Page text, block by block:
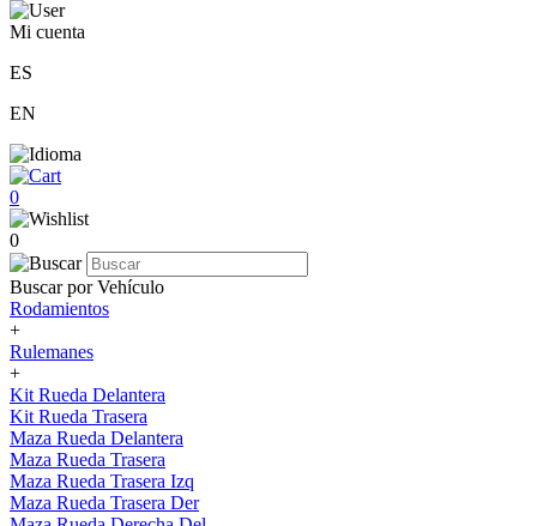
Mi cuenta
ES
EN
0
0
Buscar por Vehículo
Rodamientos
+
Rulemanes
+
Kit Rueda Delantera
Kit Rueda Trasera
Maza Rueda Delantera
Maza Rueda Trasera
Maza Rueda Trasera Izq
Maza Rueda Trasera Der